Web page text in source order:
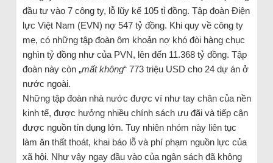
đầu tư vào 7 công ty, lỗ lũy kế 105 tỉ đồng. Tập đoàn Ðiện
lực Việt Nam (EVN) nợ 547 tỷ đồng. Khi quy về công ty
mẹ, có những tập đoàn ôm khoản nợ khó đòi hàng chục
nghìn tỷ đồng như của PVN, lên đến 11.368 tỷ đồng. Tập
đoàn này còn „mất không“ 773 triệu USD cho 24 dự án ở
nước ngoài.
Những tập đoàn nhà nước được ví như tay chân của nền
kinh tế, được hưởng nhiều chính sách ưu đãi và tiếp cận
được nguồn tín dụng lớn. Tuy nhiên nhóm này liên tục
làm ăn thất thoát, khai báo lỗ và phí phạm nguồn lực của
xã hội. Như vậy ngay đầu vào của ngân sách đã không